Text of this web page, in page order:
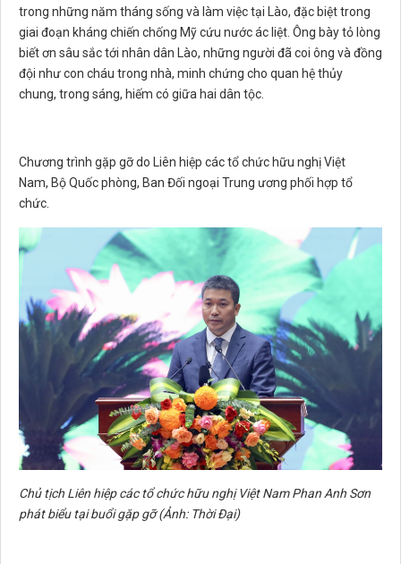
trong những năm tháng sống và làm việc tại Lào, đặc biệt trong
giai đoạn kháng chiến chống Mỹ cứu nước ác liệt. Ông bày tỏ lòng
biết ơn sâu sắc tới nhân dân Lào, những người đã coi ông và đồng
đội như con cháu trong nhà, minh chứng cho quan hệ thủy
chung, trong sáng, hiếm có giữa hai dân tộc.
Chương trình gặp gỡ do Liên hiệp các tổ chức hữu nghị Việt
Nam, Bộ Quốc phòng, Ban Đối ngoại Trung ương phối hợp tổ
chức.
Chủ tịch Liên hiệp các tổ chức hữu nghị Việt Nam Phan Anh Sơn
phát biểu tại buổi gặp gỡ (Ảnh: Thời Đại)